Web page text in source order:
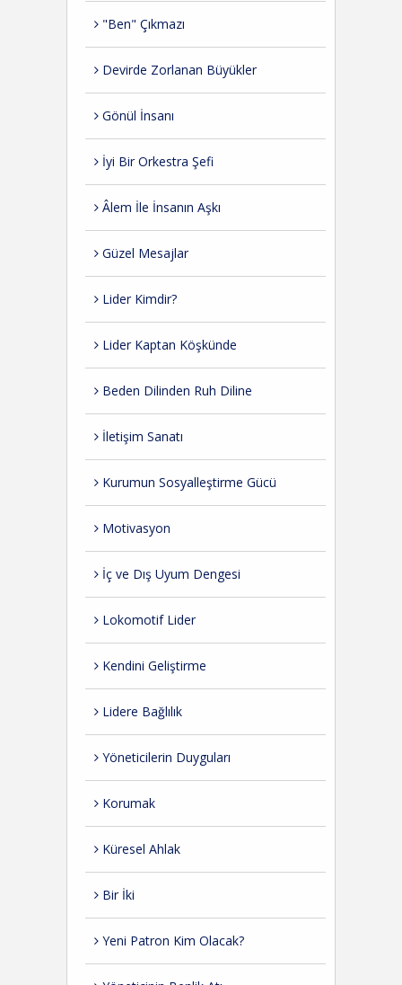
"Ben" Çıkmazı
Devirde Zorlanan Büyükler
Gönül İnsanı
İyi Bir Orkestra Şefi
Âlem İle İnsanın Aşkı
Güzel Mesajlar
Lider Kimdir?
Lider Kaptan Köşkünde
Beden Dilinden Ruh Diline
İletişim Sanatı
Kurumun Sosyalleştirme Gücü
Motivasyon
İç ve Dış Uyum Dengesi
Lokomotif Lider
Kendini Geliştirme
Lidere Bağlılık
Yöneticilerin Duyguları
Korumak
Küresel Ahlak
Bir İki
Yeni Patron Kim Olacak?